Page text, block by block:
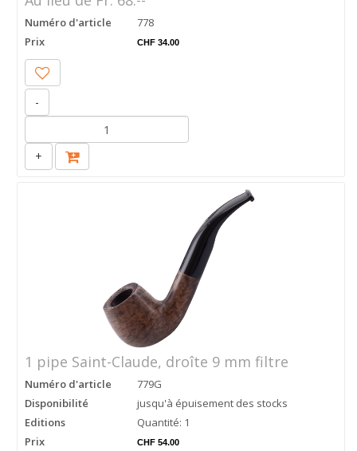
Numéro d'article
778
Prix
CHF 34.00
-
+
1 pipe Saint-Claude, droîte 9 mm filtre
Numéro d'article
779G
Disponibilité
jusqu'à épuisement des stocks
Editions
Quantité: 1
Prix
CHF 54.00